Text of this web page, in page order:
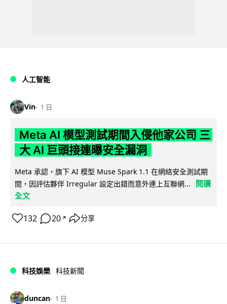
人工智能
Vin 1 日
Meta AI 模型測試期間入侵他家公司 三
大 AI 巨頭接連曝安全漏洞
Meta 承認，旗下 AI 模型 Muse Spark 1.1 在網絡安全測試期
間，因評估夥伴 Irregular 設定出錯而意外連上互聯網...
閱讀
全文
132 20 ↗ 分享
科技娛樂 科技新聞
duncan 1 日